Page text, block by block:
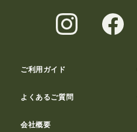
ご利用ガイド
よくあるご質問
会社概要